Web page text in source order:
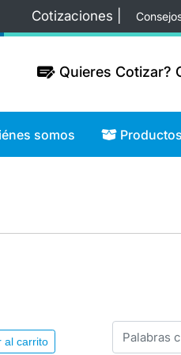
Cotizaciones |
Quieres Cotizar?
Quieres Cotizar?
somos
somos Productos
Productos
al carrito